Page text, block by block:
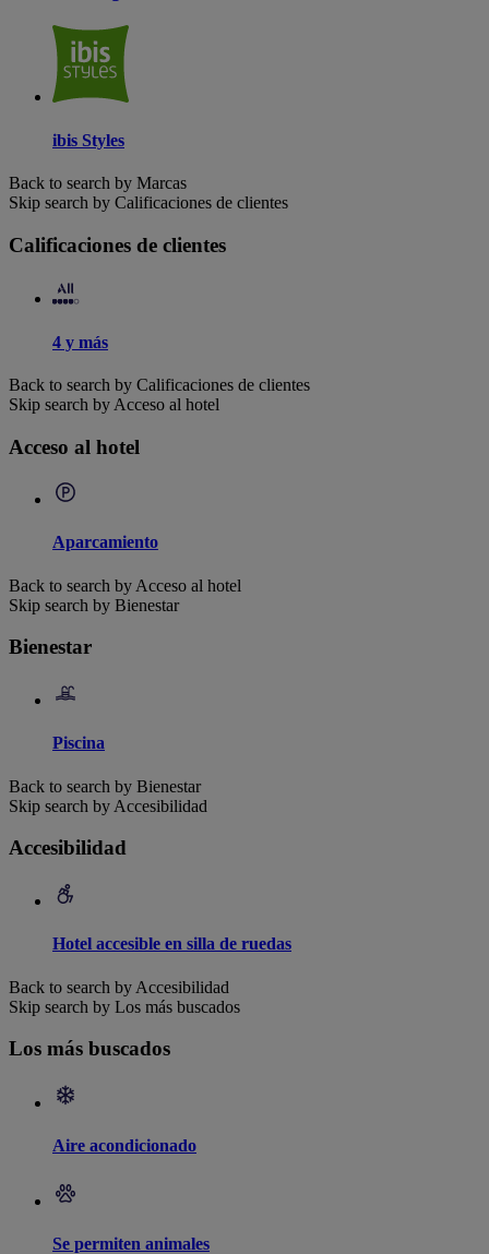
ibis Styles
Back to search by Marcas
Skip search by Calificaciones de clientes
Calificaciones de clientes
4 y más
Back to search by Calificaciones de clientes
Skip search by Acceso al hotel
Acceso al hotel
Aparcamiento
Back to search by Acceso al hotel
Skip search by Bienestar
Bienestar
Piscina
Back to search by Bienestar
Skip search by Accesibilidad
Accesibilidad
Hotel accesible en silla de ruedas
Back to search by Accesibilidad
Skip search by Los más buscados
Los más buscados
Aire acondicionado
Se permiten animales